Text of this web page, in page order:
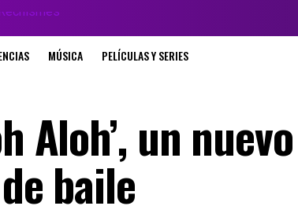
MÚSICA PELÍCULAS Y SERIES
Aloh’, un nuevo
baile